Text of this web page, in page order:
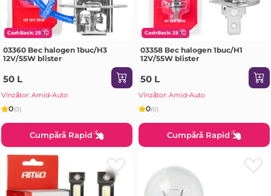
CashBack: 25
03360 Bec halogen 1buc/H3
12V/55W blister
50 L
Vînzător: Amid-Auto
0(0)
Cumpără Rapid
CashBack: 25
03358 Bec halogen 1buc/H1
12V/55W blister
50 L
Vînzător: Amid-Auto
0(0)
Cumpără Rapid